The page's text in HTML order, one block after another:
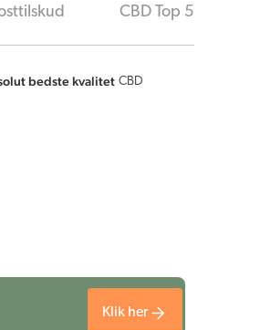
CBD Top 5
bedste kvalitet CBD
Klik her